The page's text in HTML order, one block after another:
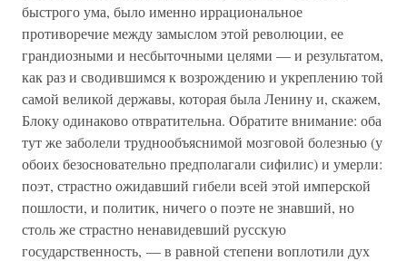
быстрого ума, было именно иррациональное
противоречие между замыслом этой революции, ее
грандиозными и несбыточными целями — и результатом,
как раз и сводившимся к возрождению и укреплению той
самой великой державы, которая была Ленину и, скажем,
Блоку одинаково отвратительна. Обратите внимание: оба
тут же заболели труднообъяснимой мозговой болезнью (у
обоих безосновательно предполагали сифилис) и умерли:
поэт, страстно ожидавший гибели всей этой имперской
пошлости, и политик, ничего о поэте не знавший, но
столь же страстно ненавидевший русскую
государственность, — в равной степени воплотили дух